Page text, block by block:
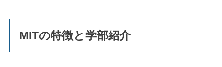
MITの特徴と学部紹介